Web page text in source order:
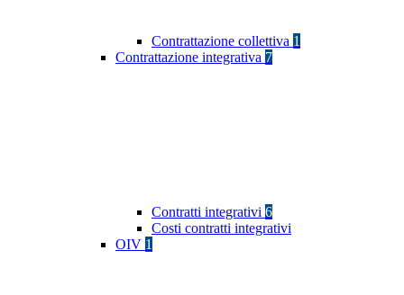
Contrattazione collettiva 1
Contrattazione integrativa 7
Contratti integrativi 6
Costi contratti integrativi
OIV 1